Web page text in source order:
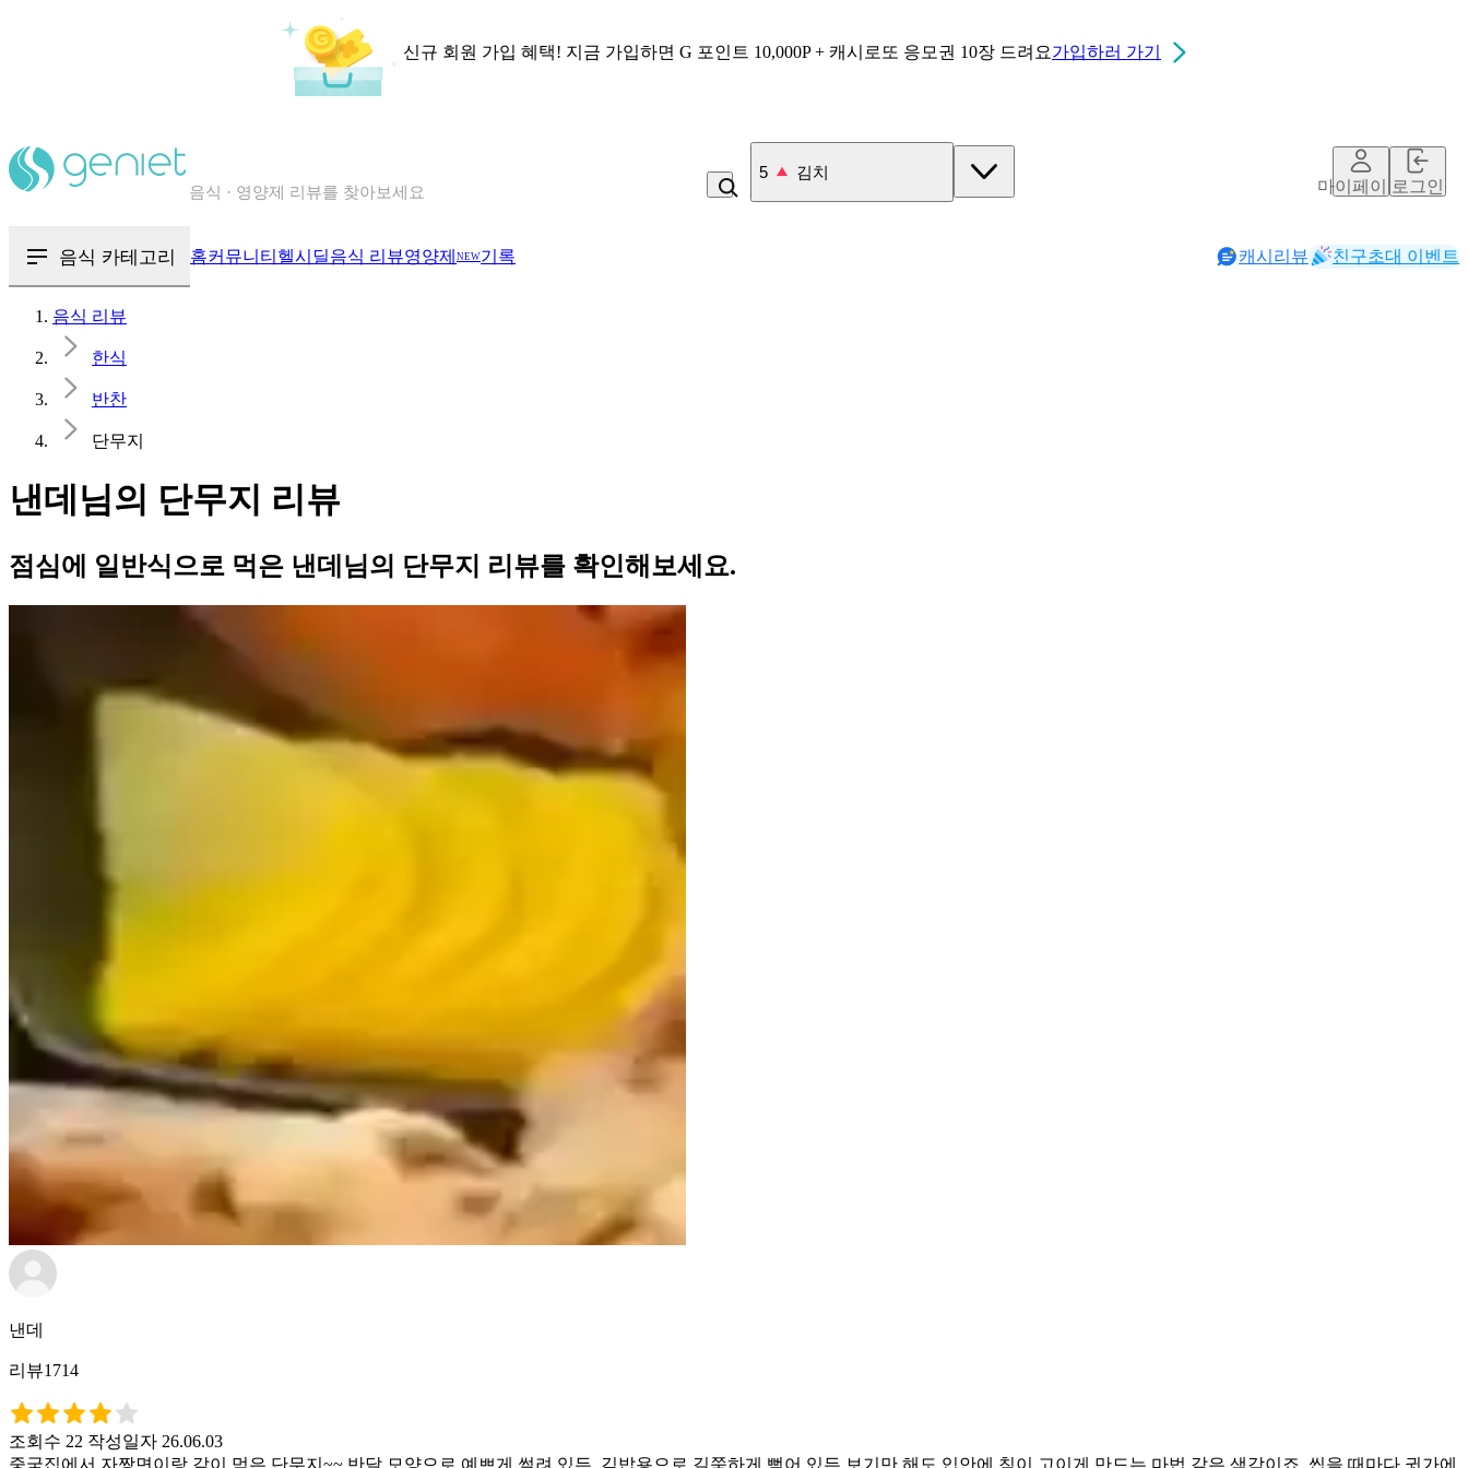
신규 회원 가입 혜택! 지금 가입하면 G 포인트 10,000P + 캐시로또 응모권 10장 드려요가입하러 가기
음식 · 영양제 리뷰를 찾아보세요
6 라면
마이페이지로그인
음식 카테고리 홈커뮤니티 헬시딜음식 리뷰영양제 NEW기록 캐시리뷰 친구초대 이벤트
음식 리뷰
한식
반찬
단무지
낸데님의 단무지 리뷰
점심에 일반식으로 먹은 낸데님의 단무지 리뷰를 확인해보세요.
낸데
리뷰1714
조회수 22 작성일자 26.06.03
중국집에서 자짱면이랑 같이 먹은 단무지~~ 반달 모양으로 예쁘게 썰려 있든, 김밥용으로 길쭉하게 뻗어 있든 보기만 해도 입안에 침이 고이게 만드는 마법 같은 색감이죠. 씹을 때마다 귓가에